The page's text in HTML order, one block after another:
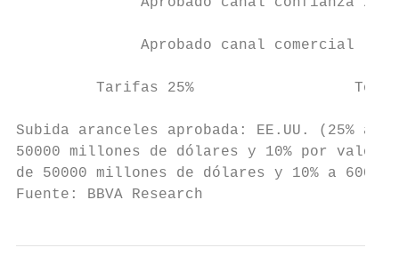
              Aprobado canal comercial
Tarifas 25%
Subida aranceles aprobada: EE.UU. (25% a
50000 millones de dólares y 10% por valor
de 50000 millones de dólares y 10% a
Fuente: BBVA Research